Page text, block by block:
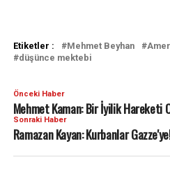
Etiketler : Mehmet Beyhan
düşünce mektebi
Önceki Haber
Mehmet Kaman: Bir İyilik Hareketi
Sonraki Haber
Ramazan Kayan: Kurbanlar